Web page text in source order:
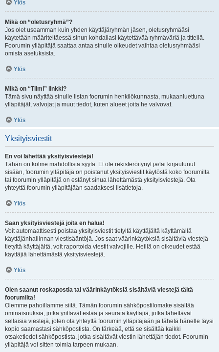
Ylös
Mikä on “oletusryhmä”?
Jos olet useamman kuin yhden käyttäjäryhmän jäsen, oletusryhmääsi
käytetään määriteltäessä sinun kohdallasi käytettävää ryhmäväriä ja titteliä.
Foorumin ylläpitäjä saattaa antaa sinulle oikeudet vaihtaa oletusryhmääsi
omista asetuksista.
Ylös
Mikä on “Tiimi” linkki?
Tämä sivu näyttää sinulle listan foorumin henkilökunnasta, mukaanluettuna
ylläpitäjät, valvojat ja muut tiedot, kuten alueet joita he valvovat.
Ylös
Yksityisviestit
En voi lähettää yksityisviestejä!
Tähän on kolme mahdollista syytä. Et ole rekisteröitynyt ja/tai kirjautunut
sisään, foorumin ylläpitäjä on poistanut yksityisviestit käytöstä koko foorumilta
tai foorumin ylläpitäjä on estänyt sinua lähettämästä yksityisviestejä. Ota
yhteyttä foorumin ylläpitäjään saadaksesi lisätietoja.
Ylös
Saan yksityisviestejä joita en halua!
Voit automaattisesti poistaa yksityisviestit tietyltä käyttäjältä käyttämällä
käyttäjänhallinnan viestisääntöjä. Jos saat väärinkäytöksiä sisältäviä viestejä
tietyltä käyttäjältä, voit raportoida viestit valvojille. Heillä on oikeudet estää
käyttäjiä lähettämästä yksityisviestejä.
Ylös
Olen saanut roskapostia tai väärinkäytöksiä sisältäviä viestejä tältä
foorumilta!
Olemme pahoillamme siitä. Tämän foorumin sähköpostilomake sisältää
ominaisuuksia, jotka yrittävät estää ja seurata käyttäjiä, jotka lähettävät
sellaisia viestejä, joten ota yhteyttä foorumin ylläpitäjään ja lähetä hänelle täysi
kopio saamastasi sähköpostista. On tärkeää, että se sisältää kaikki
otsaketiedot sähköpostista, jotka sisältävät viestin lähettäjän tiedot. Foorumin
ylläpitäjä voi sitten toimia tarpeen mukaan.